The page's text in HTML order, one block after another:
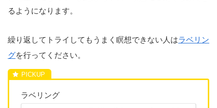
るようになります。
繰り返してトライしてもうまく瞑想できない人はラベリン
グを行ってください。
ラベリング